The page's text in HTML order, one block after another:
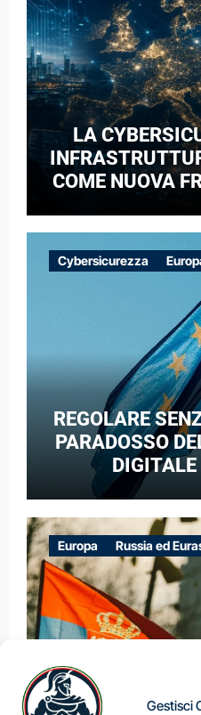
Gestisci
LA
COME NUOVA
CASO DELLE
EUROPEE NEL
Cybersicurezza
REGOLARE
PARADOSSO
DIGITALE
Europa Russia ed